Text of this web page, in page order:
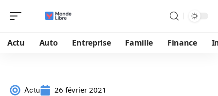
Actu Auto Entreprise Famille Finance
Actu 26 février 2021